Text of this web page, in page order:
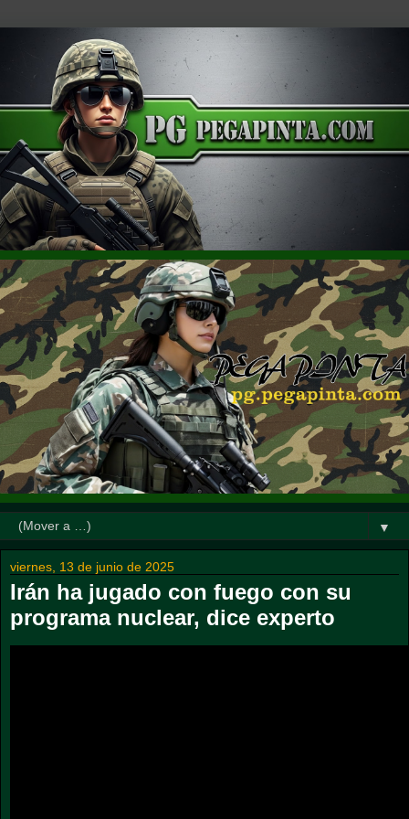
▼
viernes, 13 de junio de 2025
Irán ha jugado con fuego con su
programa nuclear, dice experto